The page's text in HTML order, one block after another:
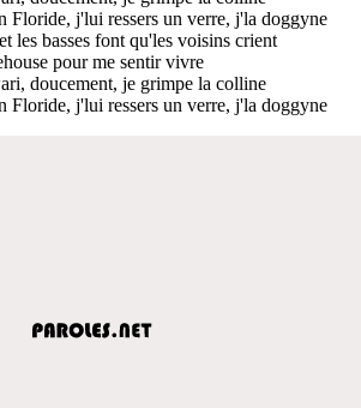
Floride, j'lui ressers un verre, j'la doggyne
les basses font qu'les voisins crient
pour me sentir vivre
doucement, je grimpe la colline
Floride, j'lui ressers un verre, j'la doggyne